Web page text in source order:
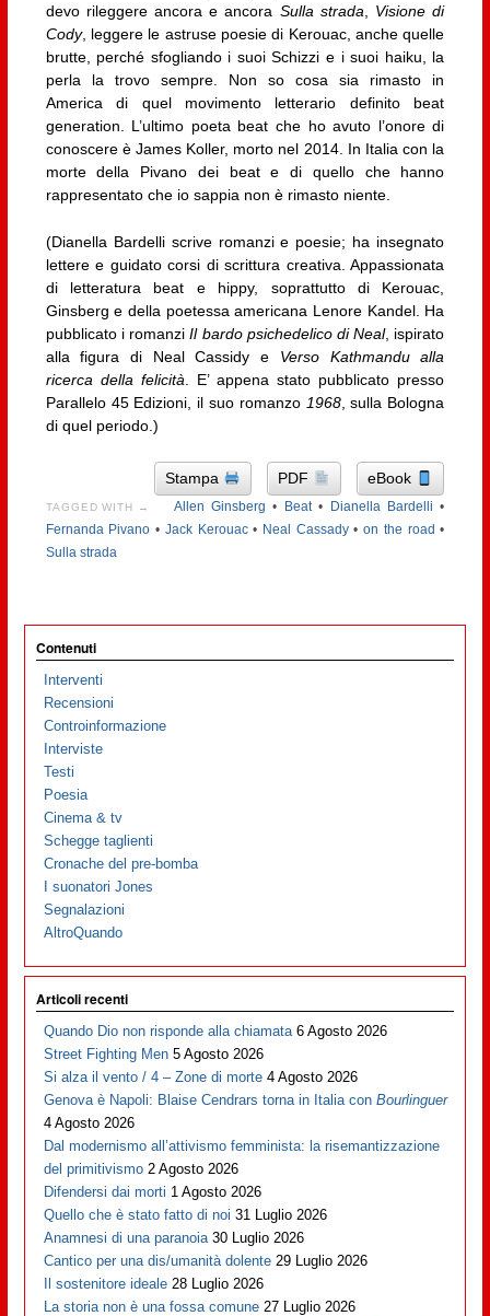
devo rileggere ancora e ancora Sulla strada
Visione di
Cody, leggere le astruse poesie di Kerouac, anche quelle
brutte, perché sfogliando i suoi Schizzi e i suoi haiku, la
perla la trovo sempre. Non so cosa sia rimasto in
America di quel movimento letterario definito beat
generation. L’ultimo poeta beat che ho avuto l’onore di
conoscere è James Koller, morto nel 2014. In Italia con la
morte della Pivano dei beat e di quello che hanno
rappresentato che io sappia non è rimasto niente.
(Dianella Bardelli scrive romanzi e poesie; ha insegnato
lettere e guidato corsi di scrittura creativa. Appassionata
di letteratura beat e hippy, soprattutto di Kerouac,
Ginsberg e della poetessa americana Lenore Kandel. Ha
pubblicato i romanziIl bardo psichedelico di Neal, ispirato
alla figura di Neal Cassidy e Verso Kathmandu alla
ricerca della felicità . E’ appena stato pubblicato presso
Parallelo 45 Edizioni, il suo romanzo 1968, sulla Bologna
di quel periodo.)
Stampa PDF eBook
TAGGED WITH → Allen Ginsberg • Beat• Dianella Bardelli •
Fernanda Pivano • Jack Kerouac• Neal Cassady•on the road •
Sulla strada
Contenuti
Interventi
Recensioni
Controinformazione
Interviste
Testi
Poesia
Cinema & tv
Schegge taglienti
Cronache del pre-bomba
I suonatori Jones
Segnalazioni
AltroQuando
Articoli recenti
Quando Dio non risponde alla chiamata 6 Agosto 2026
Street Fighting Men 5 Agosto 2026
Si alza il vento / 4 – Zone di morte 4 Agosto 2026
Genova è Napoli: Blaise Cendrars torna in Italia conBourlinguer
4 Agosto 2026
Dal modernismo all’attivismo femminista: la risemantizzazione
del primitivismo 2 Agosto 2026
Difendersi dai morti 1 Agosto 2026
Quello che è stato fatto di noi 31 Luglio 2026
Anamnesi di una paranoia 30 Luglio 2026
Cantico per una dis/umanità dolente 29 Luglio 2026
Il sostenitore ideale 28 Luglio 2026
La storia non è una fossa comune 27 Luglio 2026